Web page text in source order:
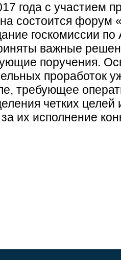
года с участием
состоится форум
госкомиссии по
важные
поручения.
проработок
требующее
четких целей
их исполнение